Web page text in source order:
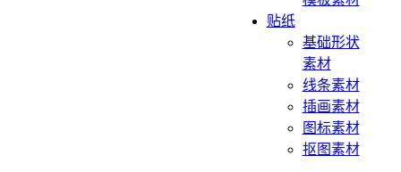
贴纸
基础形状
素材
线条素材
插画素材
图标素材
抠图素材